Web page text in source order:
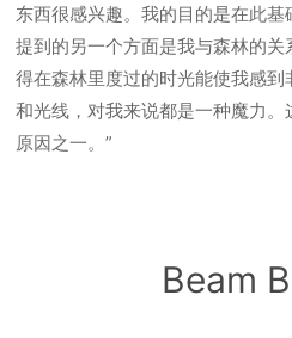
东西很感兴趣。我的目的是在此
提到的另一个方面是我与森林的
得在森林里度过的时光能使我感
和光线，对我来说都是一种魔力
原因之一。”
Beam